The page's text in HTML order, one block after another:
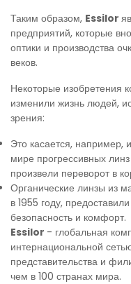
Таким образом, Essilor
предприятий, которые
оптики и производства
веков.
Некоторые изобретения
изменили жизнь людей,
зрения:
Это касается, например,
мире прогрессивных
произвели переворот в
Органические линзы из
в 1955 году,
безопасность и комфорт.
Essilor - глобальная
интернациональной
представительства и
чем в 100 странах мира.